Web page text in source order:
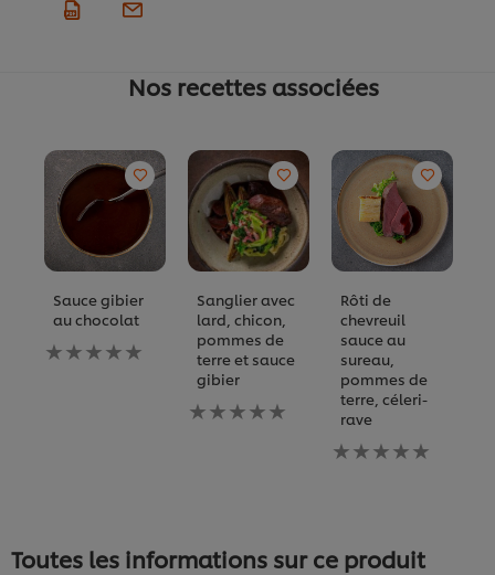
Nos recettes associées
Sauce gibier
au chocolat
Aucune
évaluation
Sanglier avec
lard, chicon,
pommes de
terre et sauce
gibier
Aucune
évaluation
Rôti de
chevreuil
sauce au
sureau,
pommes de
terre, céleri-
rave
Aucune
évaluation
Toutes les informations sur ce produit